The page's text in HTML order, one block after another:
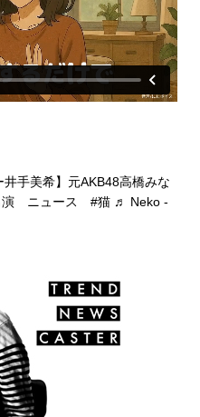
手美希】元AKB48高橋みな
演 ニュース #猫 ♬ Neko -